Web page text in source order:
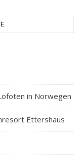
in Norwegen
Ettershaus